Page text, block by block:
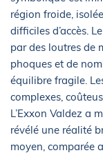
région froide,
difficiles d’accès.
par des loutres de
phoques et de
équilibre fragile.
complexes,
L’Exxon Valdez a
révélé une réalité
moyen, comparée